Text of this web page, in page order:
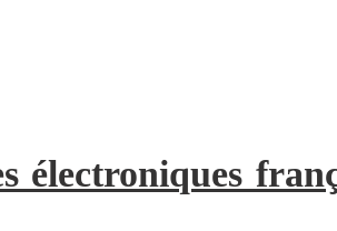
électroniques